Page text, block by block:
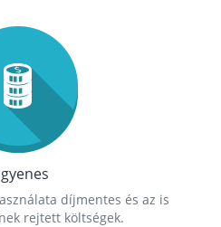
díjmentes és az is
rejtett költségek.